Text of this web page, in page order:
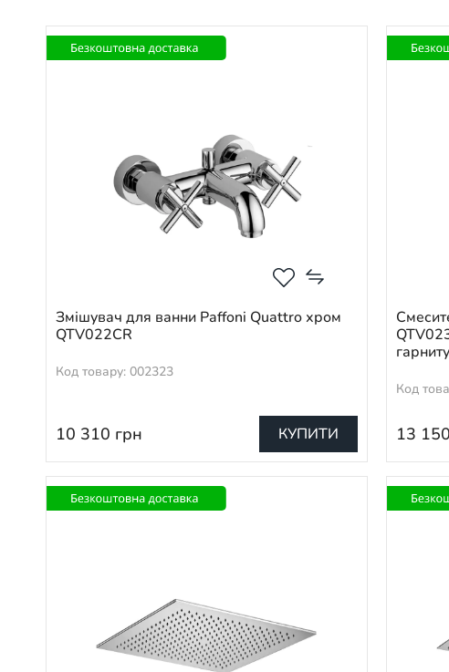
Змішувач для ванни Paffoni Quattro хром
QTV022CR
Код товару: 002323
10 310 грн КУПИТИ
Код
13 150